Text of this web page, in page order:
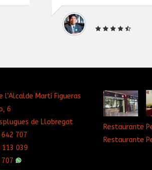
l’Alcalde Martí Figueras
6
de Llobregat
707
113 039
Restaurante
Restaurante